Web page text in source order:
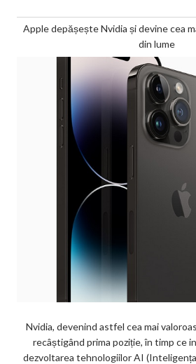
Apple depășește Nvidia și devine cea
din lume
Nvidia, devenind astfel cea mai
recâștigând prima poziție, în timp ce
dezvoltarea tehnologiilor AI